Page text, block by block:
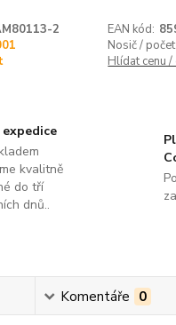
2 EAN kód:
Nosič / počet:
Hlídat cenu
kvalitně
do tří
dnů..
Komentáře 0